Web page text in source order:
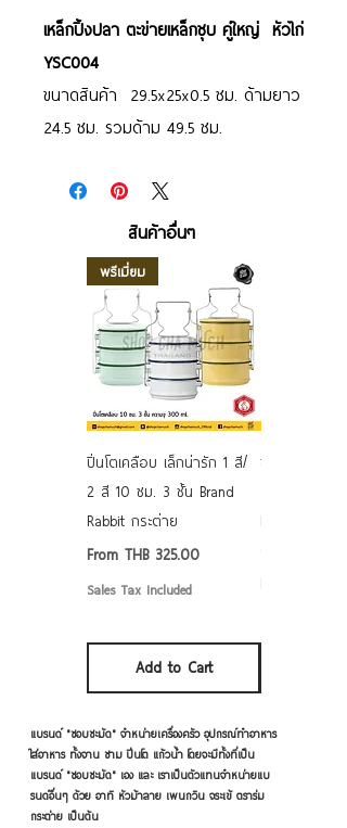
เหล็กปิ้งปลา ตะข่ายเหล็กชุบ คู่ใหญ่ หัวไก่
YSC004
ขนาดสินค้า 29.5x25x0.5 ซม. ด้ามยาว
24.5 ซม. รวมด้าม 49.5 ซม.
สินค้าอื่นๆ
พรีเมี่ยม
ปิ่นโตเคลือบ เล็กน่ารัก 1 สี/
2 สี 10 ซม. 3 ชั้น Brand
Rabbit กระต่าย
From THB 325.00
Sale Price
Sales Tax Included
Add to Cart
ชามเคลือบ
แบรนด์ "ชอบชะมัด" จำหน่ายเครื่องครัว อุปกรณ์ทำอาหาร
ใส่อาหาร ทั้งจาน ชาม ปิ่นโต แก้วน้ำ โดยจะมีทั้งที่เป็น
แบรนด์ "ชอบชะมัด" เอง และ เราเป็นตัวแทนจำหน่ายแบ
รนด์อื่นๆ ด้วย อาทิ หัวม้าลาย เพนกวิน จระเข้ ตราร่ม
กระต่าย เป็นต้น